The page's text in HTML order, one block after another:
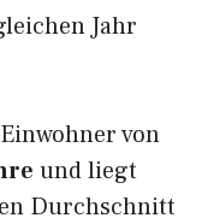
Jahr
von
und liegt
Durchschnitt